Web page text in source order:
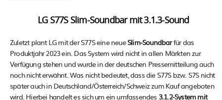
LG S77S Slim-Soundbar mit 3.1.3-Sound
Zuletzt plant LG mit der S77S eine neueSlim-Soundbarfür das
Produktjahr 2023 ein. Das System wird nicht in allen Märkten zur
Verfügung stehen und wurde in der deutschen Pressemitteilung auch
noch nicht erwähnt. Was nicht bedeutet, dass die S77S bzw. S7S nicht
später auch in Deutschland/Österreich/Schweiz zum Kauf angeboten
wird. Hierbei handelt es sich um ein umfassendes 3.1.2-System mit